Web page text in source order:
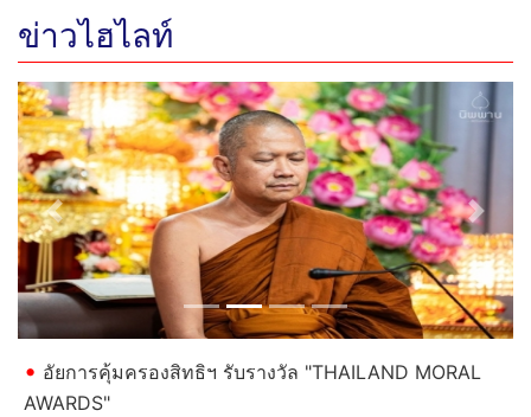
ข่าวไฮไลท์
Previous Next
อัยการคุ้มครองสิทธิฯ รับรางวัล "THAILAND MORAL
AWARDS"